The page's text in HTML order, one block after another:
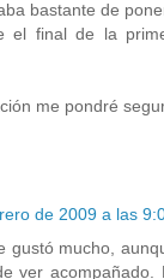
bastante de
el final de la
me pondré
de 2009 a las
gustó mucho,
ver acompañado.